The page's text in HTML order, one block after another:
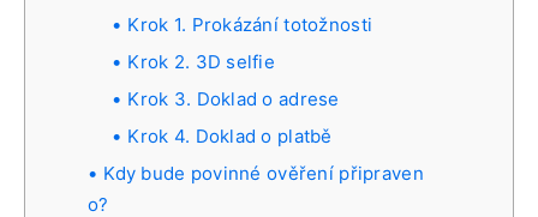
Krok 1. Prokázání totožnosti
Krok 2. 3D selfie
Krok 3. Doklad o adrese
Krok 4. Doklad o platbě
Kdy bude povinné ověření připraven
o?